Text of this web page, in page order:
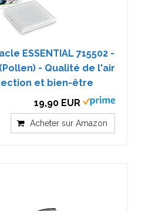
ESSENTIAL 715502 -
- Qualité de l'air
et bien-être
19,90 EUR
Acheter sur Amazon